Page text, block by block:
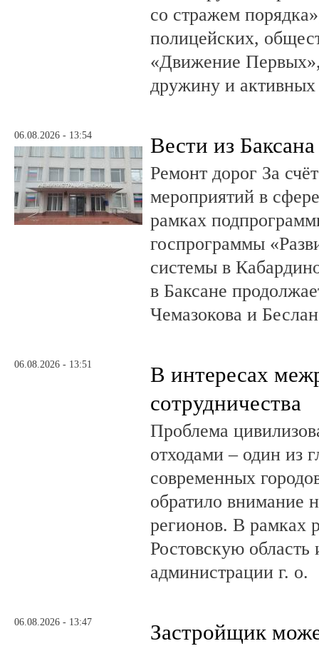
со стражем
полицейских,
«Движение
дружину и
06.08.2026 - 13:54 Вести из Баксана
Ремонт дорог За
мероприятий в
рамках
госпрограммы
системы в
в Баксане
Чемазокова и
06.08.2026 - 13:51
В интересах
сотрудничества
Проблема
отходами – один из
современных
обратило внимание
регионов. В рамках
Ростовскую
администрации г. о.
06.08.2026 - 13:47
Застройщик